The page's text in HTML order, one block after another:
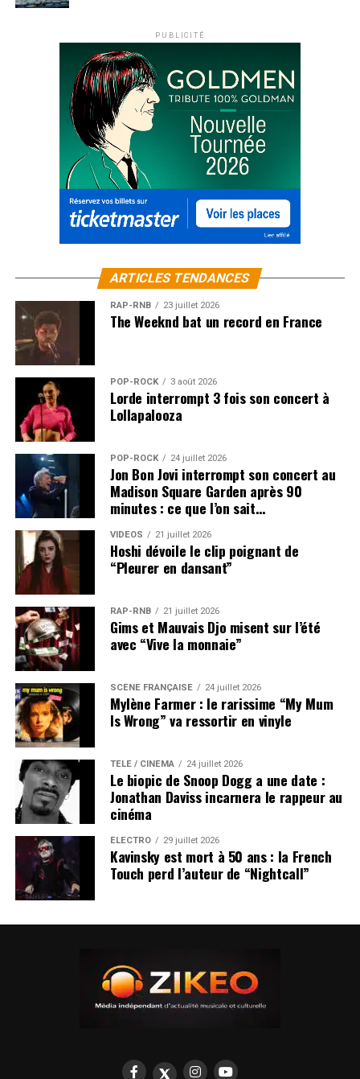
PUBLICITÉ
ARTICLES TENDANCES
RAP-RNB 23 juillet 2026
The Weeknd bat un record en France
POP-ROCK 3 août 2026
Lorde interrompt 3 fois son concert à
Lollapalooza
POP-ROCK 24 juillet 2026
Jon Bon Jovi interrompt son concert au
Madison Square Garden après 90
minutes : ce que l’on sait…
VIDEOS 21 juillet 2026
Hoshi dévoile le clip poignant de
“Pleurer en dansant”
RAP-RNB 21 juillet 2026
Gims et Mauvais Djo misent sur l’été
avec “Vive la monnaie”
SCÈNE FRANÇAISE 24 juillet 2026
Mylène Farmer : le rarissime “My Mum
Is Wrong” va ressortir en vinyle
TÉLÉ / CINÉMA 24 juillet 2026
Le biopic de Snoop Dogg a une date :
Jonathan Daviss incarnera le rappeur au
cinéma
ÉLECTRO 29 juillet 2026
Kavinsky est mort à 50 ans : la French
Touch perd l’auteur de “Nightcall”